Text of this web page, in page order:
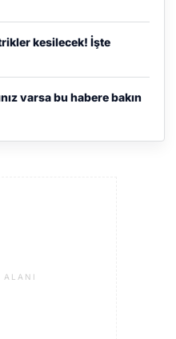
kesilecek! İşte
varsa bu habere bakın
ALANI